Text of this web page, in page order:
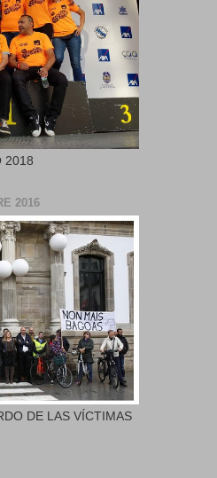
2018
2016
DE LAS VÍCTIMAS